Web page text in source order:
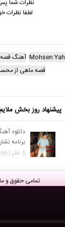
نظرات شما
لطفا نظرات
Mohsen آهنگ
قصه ماهی از
پیشنهاد روز بخش
دانلود
برنامه
5 نظر | 4,656 بازدید
تمامی حقوق و